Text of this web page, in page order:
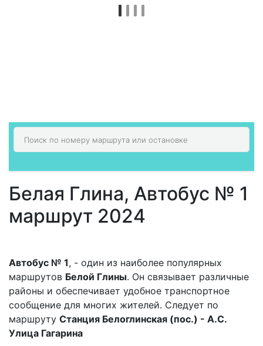
Белая Глина, Автобус № 1
маршрут 2024
Автобус № 1, - один из наиболее популярных
маршрутов Белой Глины. Он связывает различные
районы и обеспечивает удобное транспортное
сообщение для многих жителей. Следует по
маршруту Станция Белоглинская (пос.) - А.С.
Улица Гагарина